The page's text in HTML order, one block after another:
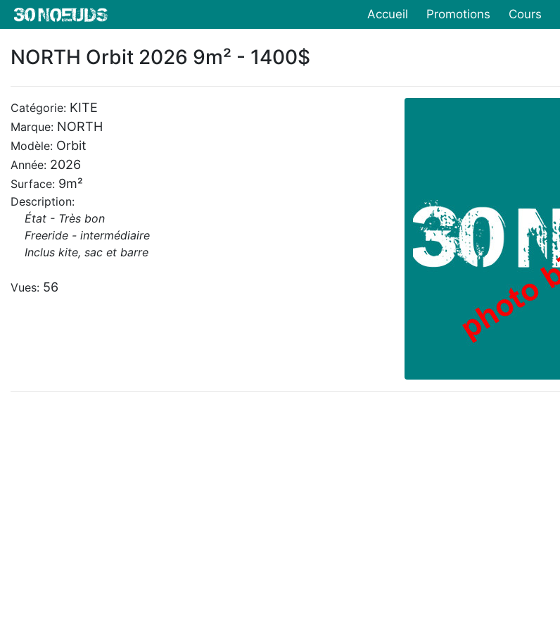
Accueil Promotions Cours
NORTH Orbit 2026 9m² - 1400$
Catégorie: KITE
Marque: NORTH
Modèle: Orbit
Année: 2026
Surface: 9m²
Description:
État - Très bon
Freeride - intermédiaire
Inclus kite, sac et barre
Vues: 56